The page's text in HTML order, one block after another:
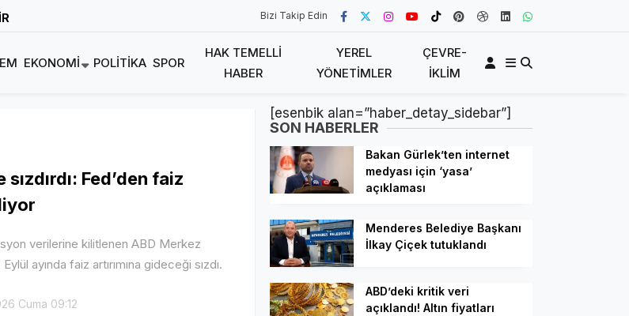
Bizi Takip Edin
EKONOMI POLITIKA SPOR
HAK TEMELLI
HABER
YEREL
YÖNETIMLER
ÇEVRE-
İKLIM
Fed’den faiz
verilerine kilitlenen ABD Merkez
ayında faiz artırımına gideceği sızdı.
Cuma 09:12
[esenbik alan=”haber_detay_sidebar”]
SON HABERLER
Bakan Gürlek’ten internet
medyası için ‘yasa’
açıklaması
Menderes Belediye Başkanı
İlkay Çiçek tutuklandı
ABD’deki kritik veri
açıklandı! Altın fiyatları